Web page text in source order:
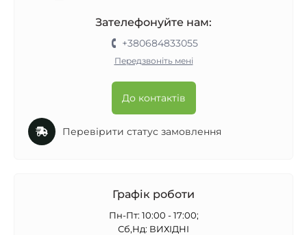
Зателефонуйте нам:
+380684833055
Передзвоніть мені
До контактів
Перевірити статус замовлення
Графік роботи
Пн-Пт: 10:00 - 17:00;
Сб,Нд: ВИХІДНІ